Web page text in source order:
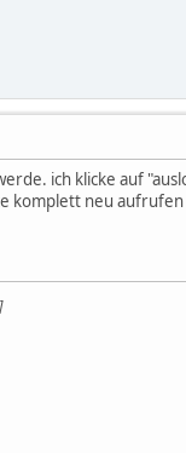
ich klicke auf
komplett neu